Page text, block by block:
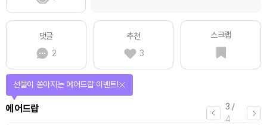
댓글
2
추천
3
스크랩
4 /
4
퀴즈
퀴즈풀고 선물 받자!